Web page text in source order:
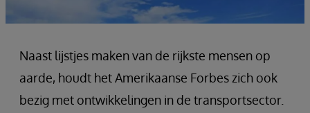
Naast lijstjes maken van de rijkste mensen op
aarde, houdt het Amerikaanse Forbes zich ook
bezig met ontwikkelingen in de transportsector.